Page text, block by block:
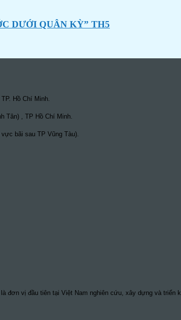
DƯỚI QUÂN KỲ” TH5
Hồ Chí Minh.
Tân) , TP Hồ Chí Minh.
bãi sau TP Vũng Tàu).
đơn vị đầu tiên tại Việt Nam nghiên cứu, xây dựng và triển